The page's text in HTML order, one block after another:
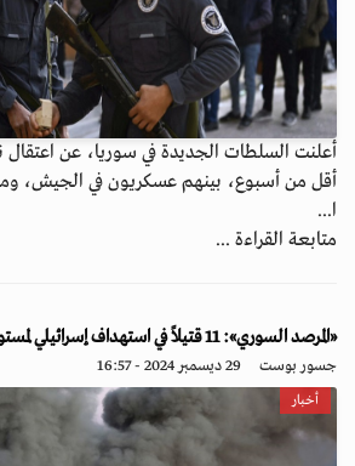
أقل من أسبوع، بينهم عسكريون في الجيش،
ا...
متابعة القراءة ...
«المرصد السوري»: 11 قتيلاً في استهداف إسرائيلي لمستودع أسلحة بريف دمشق
جسور بوست 29 ديسمبر 2024 - 16:57
أخبار